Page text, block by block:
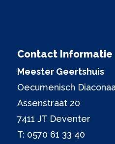
Contact Informatie
Meester Geertshuis
Oecumenisch
Assenstraat 20
7411 JT Deventer
T: 0570 61 33 40